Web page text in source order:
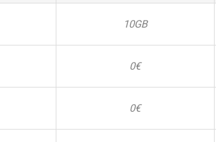
10GB
0€
0€